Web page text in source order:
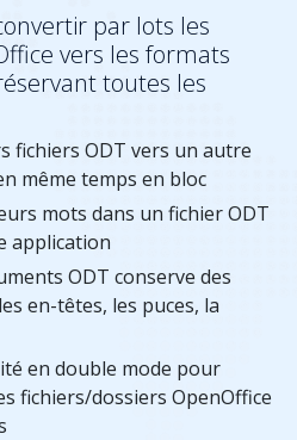
par lots les
vers les formats
toutes les
fichiers ODT vers un autre
même temps en bloc
mots dans un fichier ODT
application
ODT conserve des
en-têtes, les puces, la
en double mode pour
fichiers/dossiers OpenOffice